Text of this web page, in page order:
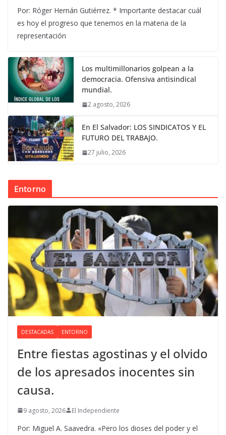
Por: Róger Hernán Gutiérrez. * Importante destacar cuál
es hoy el progreso que tenemos en la materia de la
representación
Los multimillonarios golpean a la
democracia. Ofensiva antisindical
mundial.
2 agosto, 2026
En El Salvador: LOS SINDICATOS Y EL
FUTURO DEL TRABAJO.
27 julio, 2026
Entorno
DESTACADAS ENTORNO
Entre fiestas agostinas y el olvido
de los apresados inocentes sin
causa.
9 agosto, 2026 El Independiente
Por: Miguel A. Saavedra. «Pero los dioses del poder y el